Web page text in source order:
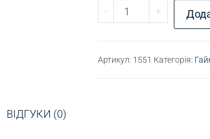
- Гайка G1" кількість
+
Артикул: 1551 Категорія:
ВІДГУКИ (0)